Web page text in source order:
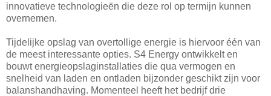
innovatieve technologieën die deze rol op termijn kunnen
overnemen.
Tijdelijke opslag van overtollige energie is hiervoor één van
de meest interessante opties. S4 Energy ontwikkelt en
bouwt energieopslaginstallaties die qua vermogen en
snelheid van laden en ontladen bijzonder geschikt zijn voor
balanshandhaving. Momenteel heeft het bedrijf drie